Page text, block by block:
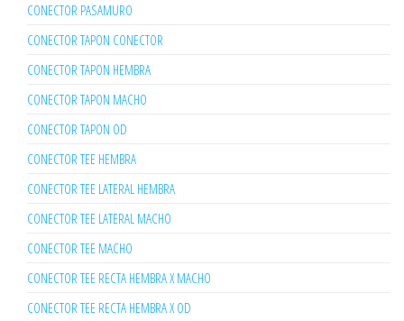
CONECTOR PASAMURO
CONECTOR TAPON CONECTOR
CONECTOR TAPON HEMBRA
CONECTOR TAPON MACHO
CONECTOR TAPON OD
CONECTOR TEE HEMBRA
CONECTOR TEE LATERAL HEMBRA
CONECTOR TEE LATERAL MACHO
CONECTOR TEE MACHO
CONECTOR TEE RECTA HEMBRA X MACHO
CONECTOR TEE RECTA HEMBRA X OD